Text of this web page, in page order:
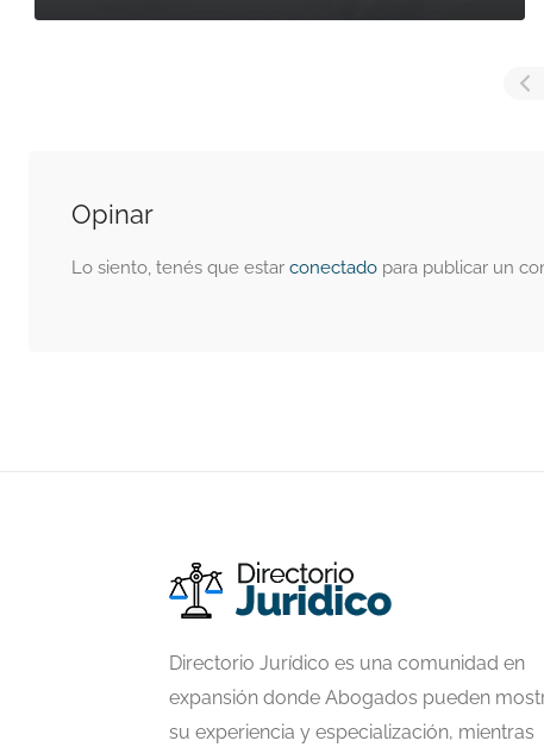
Opinar
Lo siento, tenés que estarconectado para publicar un
Directorio Jurídico es una comunidad en
expansión donde Abogados pueden
su experiencia y especialización, mientras